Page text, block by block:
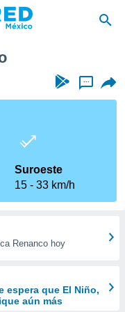
...
Suroeste
15
33 km/h
Renanco hoy
espera que El Niño,
aún más